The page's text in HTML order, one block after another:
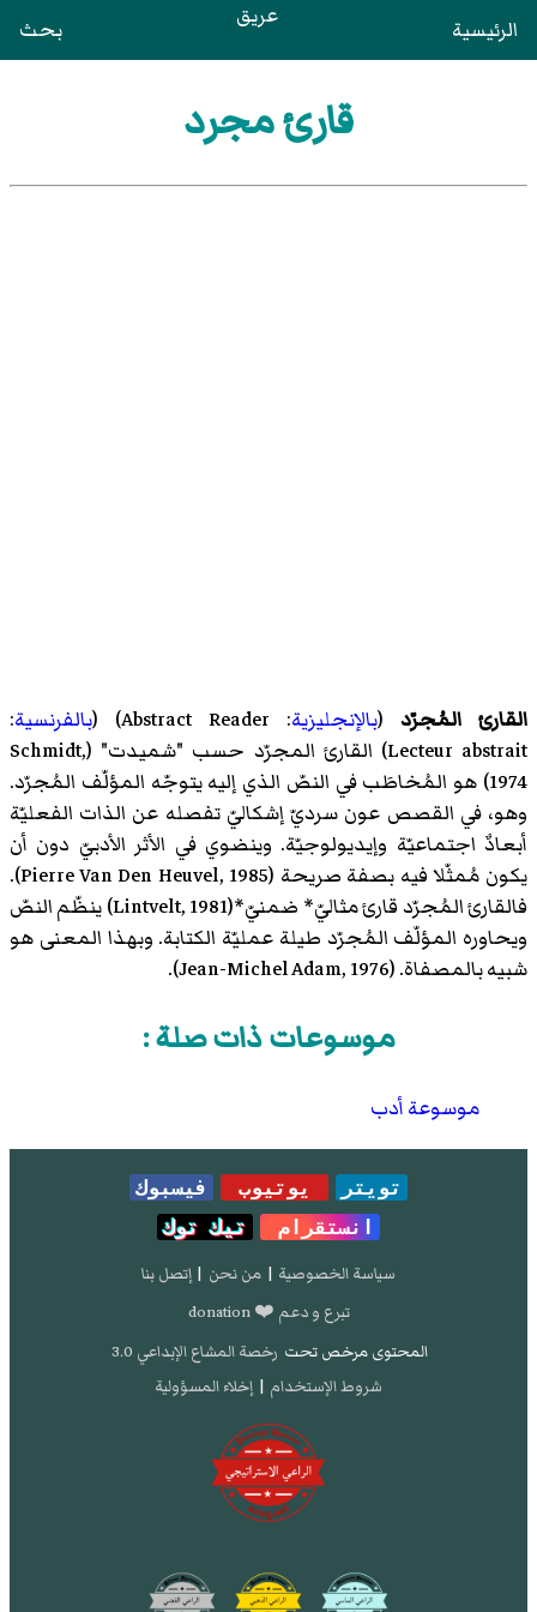
الرئيسية عريق بحث
قارئ مجرد
القارئ المُجرّد (بالإنجليزية: Abstract Reader) ( بالفرنسية:
Lecteur abstrait) القارئ المجرّد حسب "شميدت" (Schmidt,
1974) هو المُخاطَب في النصّ الذي إليه يتوجّه المؤلّف المُجرّد.
وهو، في القصص عون سرديّ إشكاليّ تفصله عن الذات الفعليّة
أبعادٌ اجتماعيّة وإيديولوجيّة. وينضوي في الأثر الأدبيّ دون أن
يكون مُمثّلا فيه بصفة صريحة (Pierre Van Den Heuvel, 1985).
فالقارئ المُجرّد قارئ مثاليّ* ضمنيّ*(Lintvelt, 1981) ينظّم النصّ
ويحاوره المؤلّف المُجرّد طيلة عمليّة الكتابة. وبهذا المعنى هو
شبيه بالمصفاة. (Jean-Michel Adam, 1976).
موسوعات ذات صلة :
موسوعة أدب
تويتر يوتيوب
فيسبوك
انستقرام
تيك توك
سياسة الخصوصية | من نحن | إتصل بنا
تبرع و دعم ❤️ donation
المحتوى مرخص تحت رخصة المشاع الإبداعي 3.0
شروط الإستخدام | إخلاء المسؤولية